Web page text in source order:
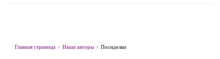
Главная страница Наши авторы Посиделки